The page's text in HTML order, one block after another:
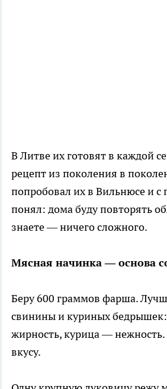
В Литве их готовят в каждой
рецепт из поколения в
попробовал их в Вильнюсе и с
понял: дома буду повторять
знаете — ничего сложного.
Мясная начинка — основа
Беру 600 граммов фарша.
свинины и куриных бедрышек:
жирность, курица —
вкусу.